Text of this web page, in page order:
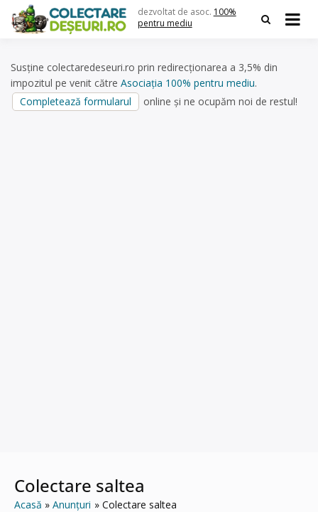
content
dezvoltat de asoc. 100%
pentru mediu
Susține colectaredeseuri.ro prin redirecționarea a 3,5% din
impozitul pe venit către Asociația 100% pentru mediu.
Completează formularul
online și ne ocupăm noi de restul!
Colectare saltea
Acasă Anunțuri Colectare saltea